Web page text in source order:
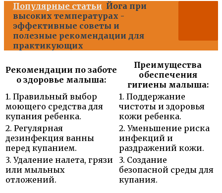
Популярные статьи Йога при
высоких температурах -
эффективные советы и
полезные рекомендации для
практикующих
Рекомендации по заботе
о здоровье малыша:
Преимущества
обеспечения
гигиены малыша:
1. Правильный выбор
моющего средства для
купания ребенка.
1. Поддержание
чистоты и здоровья
кожи ребенка.
2. Регулярная
дезинфекция ванны
перед купанием.
2. Уменьшение риска
инфекций и
раздражений кожи.
3. Удаление налета, грязи
или мыльных
отложений.
3. Создание
безопасной среды для
купания.